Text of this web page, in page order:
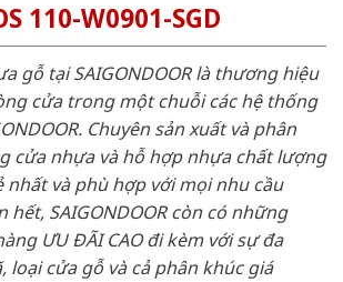
110-W0901-SGD
gỗ tại SAIGONDOOR là thương hiệu
cửa trong một chuỗi các hệ thống
Chuyên sản xuất và phân
cửa nhựa và hỗ hợp nhựa chất lượng
nhất và phù hợp với mọi nhu cầu
hết, SAIGONDOOR còn có những
ƯU ĐÃI CAO đi kèm với sự đa
loại cửa gỗ và cả phân khúc giá